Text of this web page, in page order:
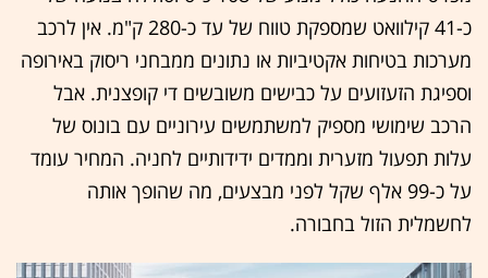
כ-41 קילוואט שמספקת טווח של עד כ-280 ק"מ. אין לרכב
מערכות בטיחות אקטיביות או נתונים ממבחני ריסוק באירופה
וספיגת הזעזועים על כבישים משובשים די קופצנית. אבל
הרכב שימושי מספיק למשתמשים עירוניים עם בונוס של
עלות תפעול מזערית וממדים ידידותיים לחניה. המחיר עומד
על כ-99 אלף שקל לפני מבצעים, מה שהופך אותה
לחשמלית הזול בחבורה.